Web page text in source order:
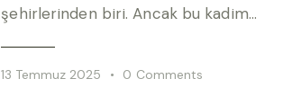
şehirlerinden biri. Ancak bu kadim…
13 Temmuz 2025 0 Comments
TÜRKÇE
ENGLISH